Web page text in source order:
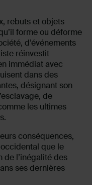
rebuts et objets
forme ou déforme
d’événements
réinvestit
immédiat avec
dans des
désignant son
de
les ultimes
conséquences,
que le
de l’inégalité des
ses dernières